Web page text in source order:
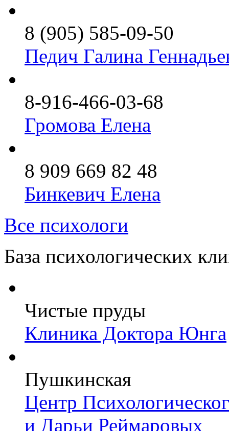
8 (905) 585-09-50
Педич Галина
8-916-466-03-68
Громова Елена
8 909 669 82 48
Бинкевич Елена
Все психологи
База психологических
Чистые пруды
Клиника Доктора Юнга
Пушкинская
Центр
и Дарьи Реймаровых